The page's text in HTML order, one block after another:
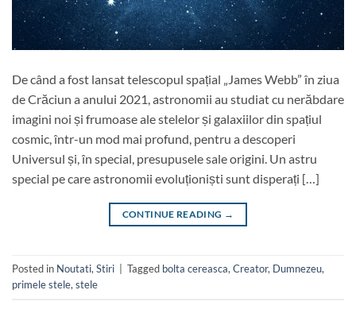
De când a fost lansat telescopul spațial „James Webb” în ziua
de Crăciun a anului 2021, astronomii au studiat cu nerăbdare
imagini noi și frumoase ale stelelor și galaxiilor din spațiul
cosmic, într-un mod mai profund, pentru a descoperi
Universul și, în special, presupusele sale origini. Un astru
special pe care astronomii evoluționiști sunt disperați […]
CONTINUE READING →
Posted in Noutati, Stiri Tagged bolta cereasca, Creator, Dumnezeu,
primele stele, stele